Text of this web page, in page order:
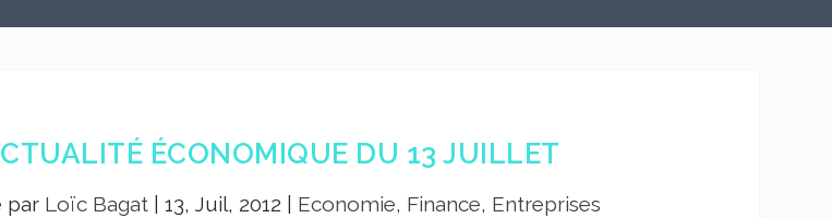
ÉCONOMIQUE DU 13 JUILLET
par Loïc Bagat| 13, Juil, 2012 Economie, Finance, Entreprises